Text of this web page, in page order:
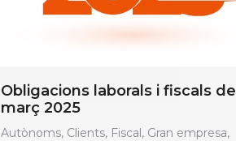
Obligacions laborals i fiscals de
març 2025
Autònoms, Clients, Fiscal, Gran empresa,